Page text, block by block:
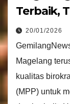
20/01/2026
Magelang
kualitas
(MPP) untuk